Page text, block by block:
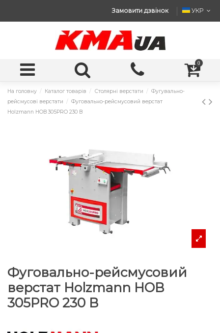
Замовити дзвінок УКР
0
На головну Каталог товарів Столярні верстати
Фугувально-
рейсмусові верстати
Фуговально-рейсмусовий верстат
Holzmann HOB 305PRO 230 В
Фуговально-рейсмусовий
верстат Holzmann HOB
305PRO 230 В